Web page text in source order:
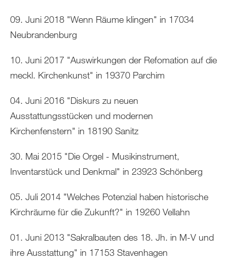
09. Juni 2018 "Wenn Räume klingen" in 17034
Neubrandenburg
10. Juni 2017 "Auswirkungen der Refomation auf die
meckl. Kirchenkunst" in 19370 Parchim
04. Juni 2016 "Diskurs zu neuen
Ausstattungsstücken und modernen
Kirchenfenstern" in 18190 Sanitz
30. Mai 2015 "Die Orgel - Musikinstrument,
Inventarstück und Denkmal" in 23923 Schönberg
05. Juli 2014 "Welches Potenzial haben historische
Kirchräume für die Zukunft?" in 19260 Vellahn
01. Juni 2013 "Sakralbauten des 18. Jh. in M-V und
ihre Ausstattung" in 17153 Stavenhagen